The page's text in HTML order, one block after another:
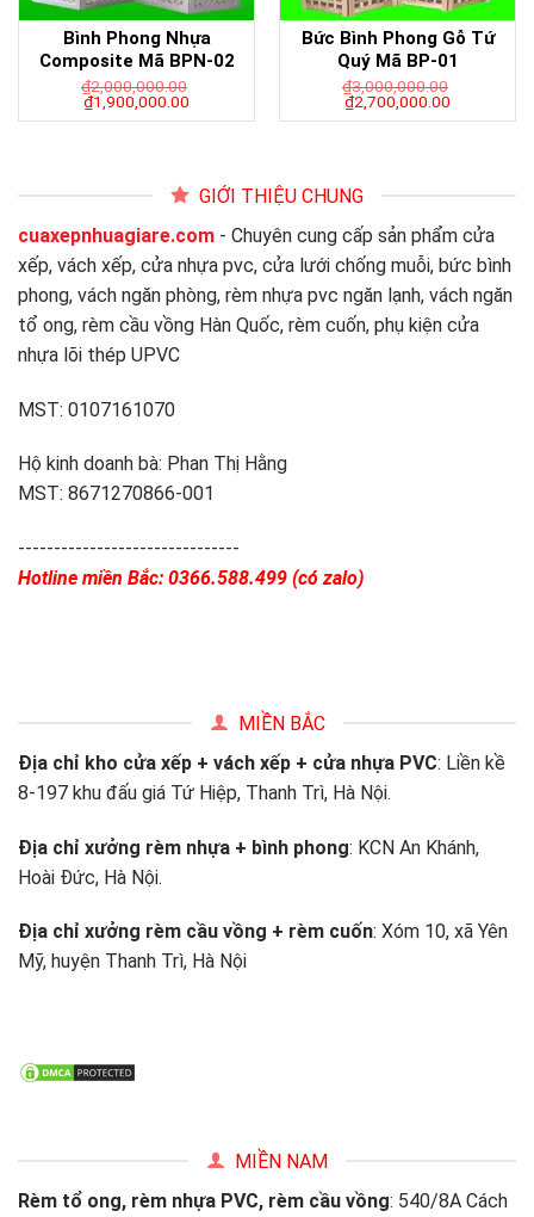
Bình Phong Nhựa
Composite Mã BPN-02
₫2,000,000.00
₫1,900,000.00
Bức Bình Phong Gỗ Tứ
Quý Mã BP-01
₫3,000,000.00
₫2,700,000.00
GIỚI THIỆU CHUNG
cuaxepnhuagiare.com - Chuyên cung cấp sản phẩm cửa
xếp, vách xếp, cửa nhựa pvc, cửa lưới chống muỗi, bức bình
phong, vách ngăn phòng, rèm nhựa pvc ngăn lạnh, vách ngăn
tổ ong, rèm cầu vồng Hàn Quốc, rèm cuốn, phụ kiện cửa
nhựa lõi thép UPVC
MST: 0107161070
Hộ kinh doanh bà: Phan Thị Hằng
MST: 8671270866-001
-------------------------------
Hotline miền Bắc: 0366.588.499 (có zalo)
MIỀN BẮC
Địa chỉ kho cửa xếp + vách xếp + cửa nhựa PVC: Liền kề
8-197 khu đấu giá Tứ Hiệp, Thanh Trì, Hà Nội.
Địa chỉ xưởng rèm nhựa + bình phong: KCN An Khánh,
Hoài Đức, Hà Nội.
Địa chỉ xưởng rèm cầu vồng + rèm cuốn: Xóm 10, xã Yên
Mỹ, huyện Thanh Trì, Hà Nội
MIỀN NAM
Rèm tổ ong, rèm nhựa PVC, rèm cầu vồng: 540/8A Cách